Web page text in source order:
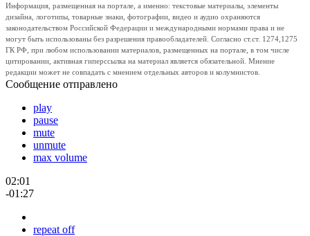
Информация, размещенная на портале, а именно: текстовые материалы, элементы
дизайна, логотипы, товарные знаки, фотографии, видео и аудио охраняются
законодательством Российской Федерации и международными нормами права и не
могут быть использованы без разрешения правообладателей. Согласно ст.ст. 1274,1275
ГК РФ, при любом использовании материалов, размещенных на портале, в том числе
цитировании, активная гиперссылка на материал является обязательной. Мнение
редакции может не совпадать с мнением отдельных авторов и колумнистов.
Сообщение отправлено
play
pause
mute
unmute
max volume
02:01
-01:27
repeat off